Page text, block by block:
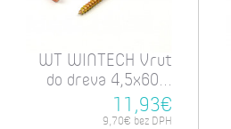
WT WINTECH Vrut
do dreva 4,5x60...
11,93€
9,70€ bez DPH